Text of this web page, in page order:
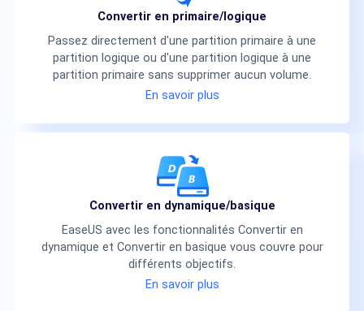
Convertir en primaire/logique
Passez directement d'une partition primaire à une
partition logique ou d'une partition logique à une
partition primaire sans supprimer aucun volume.
En savoir plus
Convertir en dynamique/basique
EaseUS avec les fonctionnalités Convertir en
dynamique et Convertir en basique vous couvre pour
différents objectifs.
En savoir plus